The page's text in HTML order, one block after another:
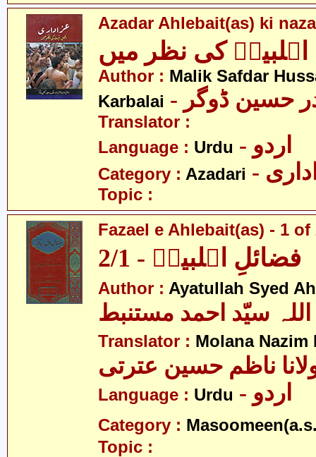
Azadar Ahlebait(as) ki
اہلبیتؑ کی نظر میں
Author : Malik Safdar
Karbalai
حسین ڈوگر
Translator :
Language : Urdu - اردو
Category : Azadari
Topic :
Fazael e Ahlebait(as) - 1 of
فضائلِ اہلبیتؑ - 2/1
Author : Ayatullah Syed
سیّد احمد مستنبط
Translator : Molana
ناظم حسین عترتی
Language : Urdu - اردو
Category :
Topic :